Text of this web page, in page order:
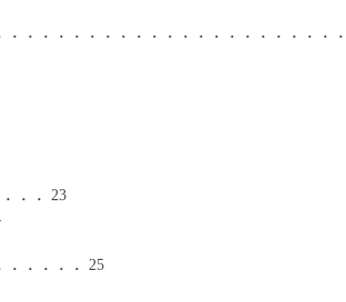
．．．．．．．．．．．．．．．．．．．．．
．．23
．．．．．25